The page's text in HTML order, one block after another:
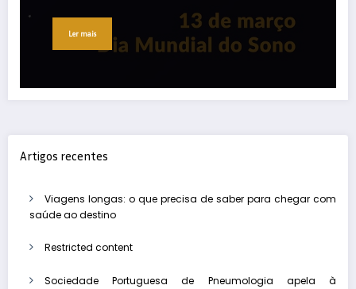
Ler mais
Artigos recentes
Viagens longas: o que precisa de saber para chegar com
saúde ao destino
Restricted content
Sociedade Portuguesa de Pneumologia apela à